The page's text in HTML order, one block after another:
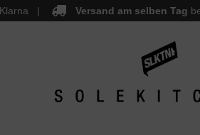
Versand am selben Tag